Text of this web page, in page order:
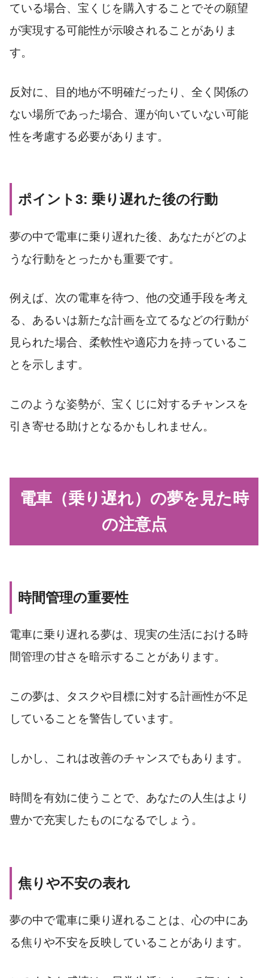
ている場合、宝くじを購入することでその願望
が実現する可能性が示唆されることがありま
す。
反対に、目的地が不明確だったり、全く関係の
ない場所であった場合、運が向いていない可能
性を考慮する必要があります。
ポイント3: 乗り遅れた後の行動
夢の中で電車に乗り遅れた後、あなたがどのよ
うな行動をとったかも重要です。
例えば、次の電車を待つ、他の交通手段を考え
る、あるいは新たな計画を立てるなどの行動が
見られた場合、柔軟性や適応力を持っているこ
とを示します。
このような姿勢が、宝くじに対するチャンスを
引き寄せる助けとなるかもしれません。
電車（乗り遅れ）の夢を見た時
の注意点
時間管理の重要性
電車に乗り遅れる夢は、現実の生活における時
間管理の甘さを暗示することがあります。
この夢は、タスクや目標に対する計画性が不足
していることを警告しています。
しかし、これは改善のチャンスでもあります。
時間を有効に使うことで、あなたの人生はより
豊かで充実したものになるでしょう。
焦りや不安の表れ
夢の中で電車に乗り遅れることは、心の中にあ
る焦りや不安を反映していることがあります。